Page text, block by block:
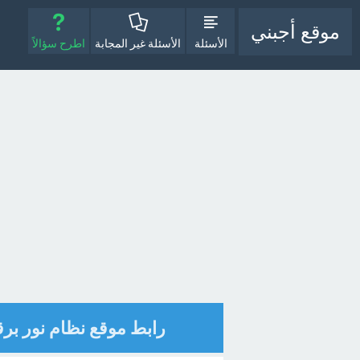
موقع أجبني
الأسئلة الأسئلة غير المجابة اطرح سؤالاً
رابط موقع نظام نور